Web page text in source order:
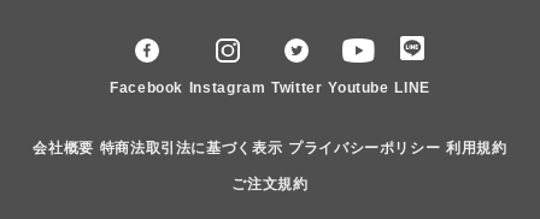
Facebook Instagram Twitter Youtube LINE
会社概要 特商法取引法に基づく表示 プライバシーポリシー 利用規約
ご注文規約